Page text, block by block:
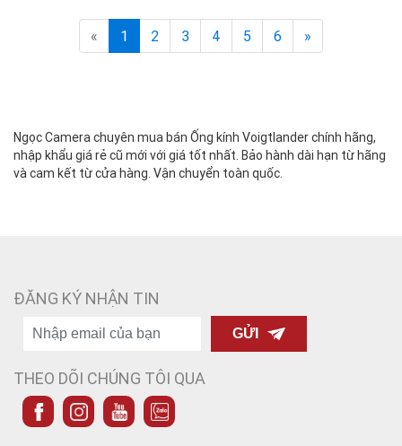
« 1 2 3 4 5 6 »
Ngọc Camera chuyên mua bán Ống kính Voigtlander chính hãng,
nhập khẩu giá rẻ cũ mới với giá tốt nhất. Bảo hành dài hạn từ hãng
và cam kết từ cửa hàng. Vận chuyển toàn quốc.
ĐĂNG KÝ NHẬN TIN
GỬI
THEO DÕI CHÚNG TÔI QUA